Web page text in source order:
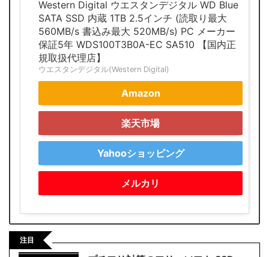
Western Digital ウエスタンデジタル WD Blue
SATA SSD 内蔵 1TB 2.5インチ (読取り最大
560MB/s 書込み最大 520MB/s) PC メーカー
保証5年 WDS100T3B0A-EC SA510 【国内正
規取扱代理店】
ウエスタンデジタル(Western Digital)
Amazon
楽天市場
Yahooショッピング
メルカリ
注目